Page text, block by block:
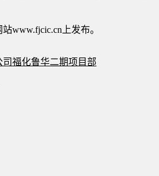
站www.fjcic.cn上发布。
福化鲁华二期项目部